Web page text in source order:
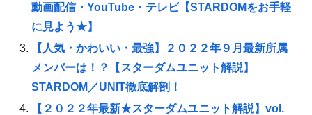
動画配信・YouTube・テレビ【STARDOMをお手軽
に見よう★】
【人気・かわいい・最強】２０２２年９月最新所属
メンバーは！？【スターダムユニット解説】
STARDOM／UNIT徹底解剖！
【２０２２年最新★スターダムユニット解説】vol.